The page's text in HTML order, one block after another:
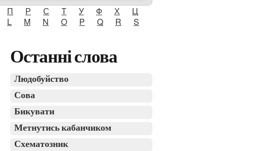
П Р С Т У Ф Х
Ц
L M N O P Q R
S
Останні слова
Людобуйство
Сова
Бикувати
Метнутись кабанчиком
Схематозник